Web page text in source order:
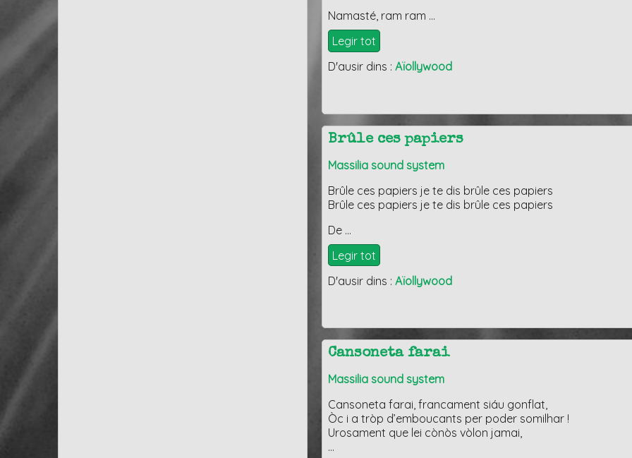
Namasté, ram ram …
Legir tot
D'ausir dins :Aïollywood
Brûle ces papiers
Massilia sound system
Brûle ces papiers je te dis brûle ces papiers
Brûle ces papiers je te dis brûle ces papiers
De …
Legir tot
D'ausir dins :Aïollywood
Cansoneta farai
Massilia sound system
Cansoneta farai, francament siáu gonflat,
Òc i a tròp d’emboucants per poder somilhar !
Urosament que lei cònòs vòlon jamai,
…